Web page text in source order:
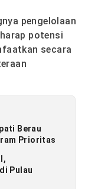
pengelolaan
potensi
secara
Berau
Prioritas
Pulau